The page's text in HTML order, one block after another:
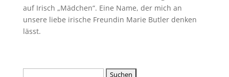
auf Irisch „Mädchen“. Eine Name, der mich an
unsere liebe irische Freundin Marie Butler denken
lässt.